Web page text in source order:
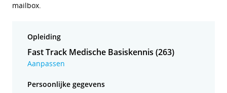
mailbox.
Opleiding
Fast Track Medische Basiskennis (263)
Aanpassen
Persoonlijke gegevens